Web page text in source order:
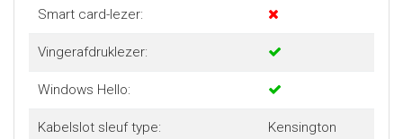
Smart card-lezer:
Vingerafdruklezer:
Windows Hello:
Kabelslot sleuf type: Kensington